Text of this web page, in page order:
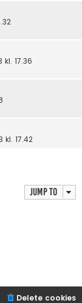
kl. 17.36
kl. 17.42
Jump to
Delete cookies